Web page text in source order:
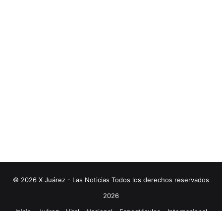
© 2026 X Juárez - Las Noticias Todos los derechos reservados
2026